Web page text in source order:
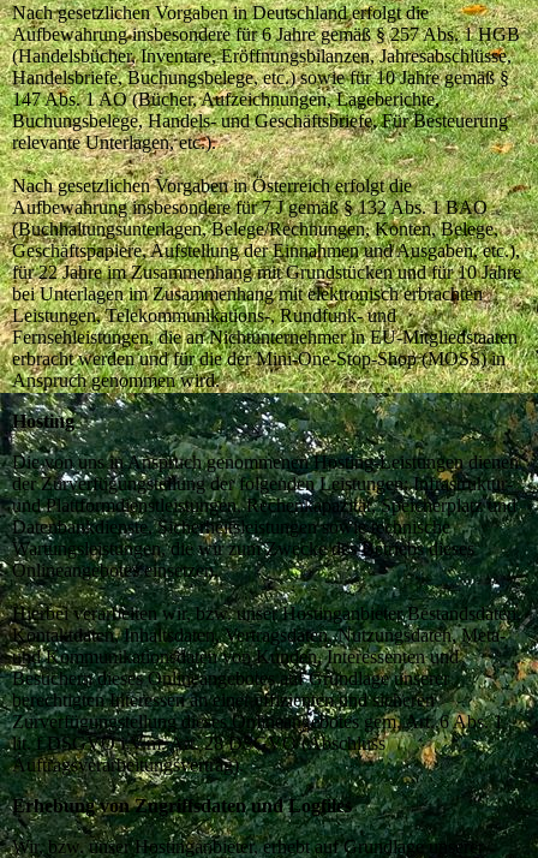
Nach gesetzlichen Vorgaben in Deutschland erfolgt die
Aufbewahrung insbesondere für 6 Jahre gemäß § 257 Abs. 1 HGB
(Handelsbücher, Inventare, Eröffnungsbilanzen, Jahresabschlüsse,
Handelsbriefe, Buchungsbelege, etc.) sowie für 10 Jahre gemäß §
147 Abs. 1 AO (Bücher, Aufzeichnungen, Lageberichte,
Buchungsbelege, Handels- und Geschäftsbriefe, Für Besteuerung
relevante Unterlagen, etc.).
Nach gesetzlichen Vorgaben in Österreich erfolgt die
Aufbewahrung insbesondere für 7 J gemäß § 132 Abs. 1 BAO
(Buchhaltungsunterlagen, Belege/Rechnungen, Konten, Belege,
Geschäftspapiere, Aufstellung der Einnahmen und Ausgaben, etc.),
für 22 Jahre im Zusammenhang mit Grundstücken und für 10 Jahre
bei Unterlagen im Zusammenhang mit elektronisch erbrachten
Leistungen, Telekommunikations-, Rundfunk- und
Fernsehleistungen, die an Nichtunternehmer in EU-Mitgliedstaaten
erbracht werden und für die der Mini-One-Stop-Shop (MOSS) in
Anspruch genommen wird.
Hosting
Die von uns in Anspruch genommenen Hosting-Leistungen dienen
der Zurverfügungstellung der folgenden Leistungen: Infrastruktur-
und Plattformdienstleistungen, Rechenkapazität, Speicherplatz und
Datenbankdienste, Sicherheitsleistungen sowie technische
Wartungsleistungen, die wir zum Zwecke des Betriebs dieses
Onlineangebotes einsetzen.
Hierbei verarbeiten wir, bzw. unser Hostinganbieter Bestandsdaten,
Kontaktdaten, Inhaltsdaten, Vertragsdaten, Nutzungsdaten, Meta-
und Kommunikationsdaten von Kunden, Interessenten und
Besuchern dieses Onlineangebotes auf Grundlage unserer
berechtigten Interessen an einer effizienten und sicheren
Zurverfügungstellung dieses Onlineangebotes gem. Art. 6 Abs. 1
lit. f DSGVO i.V.m. Art. 28 DSGVO (Abschluss
Auftragsverarbeitungsvertrag).
Erhebung von Zugriffsdaten und Logfiles
Wir, bzw. unser Hostinganbieter, erhebt auf Grundlage unserer